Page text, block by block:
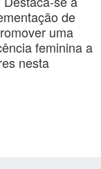
de
uma
feminina a
nesta